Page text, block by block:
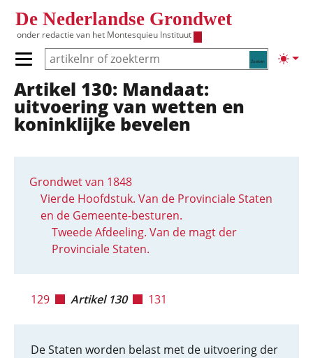
De Nederlandse Grondwet
onder redactie van het Montesquieu Instituut
Zoeken
Primair menu tonen/verbergen
Hoofdnavigatie
Artikel 130: Mandaat:
uitvoering van wetten en
koninklijke bevelen
Grondwet van 1848
Vierde Hoofdstuk. Van de Provinciale Staten
en de Gemeente-besturen.
Tweede Afdeeling. Van de magt der
Provinciale Staten.
129 Artikel 130 131
De Staten worden belast met de uitvoering der